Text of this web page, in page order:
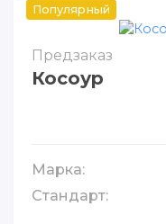
Популярный
Предзаказ
Косоур
Марка:
Стандарт: